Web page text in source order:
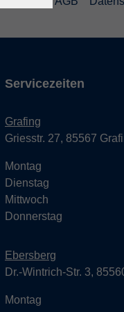
Servicezeiten
Grafing
Griesstr. 27, 85567
Montag
Dienstag
Mittwoch
Donnerstag
Ebersberg
Dr.-Wintrich-Str. 3,
Montag